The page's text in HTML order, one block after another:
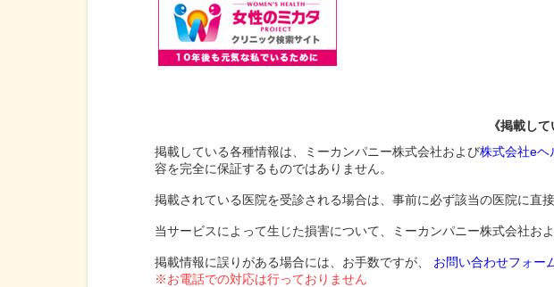
《掲載し
掲載している各種情報は、ミーカンパニー株式会社および株式会社eヘ
容を完全に保証するものではありません。
掲載されている医院を受診される場合は、事前に必ず該当の医院に直接
当サービスによって生じた損害について、ミーカンパニー株式会社お
掲載情報に誤りがある場合には、お手数ですが、 お問い合わせフォー
※お電話での対応は行っておりません